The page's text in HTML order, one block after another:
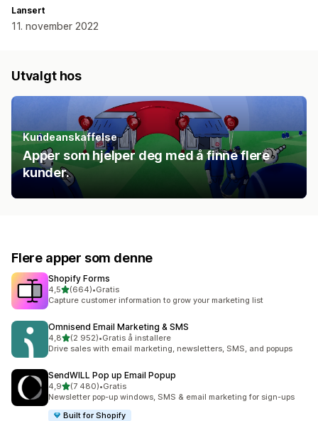
Lansert
11. november 2022
Utvalgt hos
Kundeanskaffelse
Apper som hjelper deg med å finne flere
kunder.
Flere apper som denne
Shopify Forms
4,5av 5 stjerner
(664)
Totalt 664 omtaler
•Gratis
Capture customer information to grow your marketing list
Omnisend Email Marketing & SMS
4,8av 5 stjerner
(2 952)
Totalt 2952 omtaler
•Gratis å installere
Drive sales with email marketing, newsletters, SMS, and popups
SendWILL Pop up Email Popup
4,9av 5 stjerner
(7 480)
Totalt 7480 omtaler
•Gratis
Newsletter pop-up windows, SMS & email marketing for sign-ups
Built for Shopify